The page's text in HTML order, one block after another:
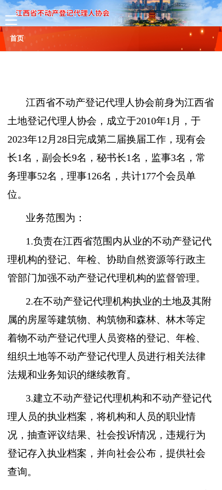
首页
通知公告
行业动态
会员服务
表格下载 培训课件 相关服务
行业党建
江西省不动产登记代理人协会前身为江西省
土地登记代理人协会，成立于2010年1月，于
2023年12月28日完成第二届换届工作，现有会
长1名，副会长9名，秘书长1名，监事3名，常
务理事52名，理事126名，共计177个会员单
位。
业务范围为：
1.负责在江西省范围内从业的不动产登记代
理机构的登记、年检、协助自然资源等行政主
管部门加强不动产登记代理机构的监督管理。
2.在不动产登记代理机构执业的土地及其附
属的房屋等建筑物、构筑物和森林、林木等定
着物不动产登记代理人员资格的登记、年检、
组织土地等不动产登记代理人员进行相关法律
法规和业务知识的继续教育。
3.建立不动产登记代理机构和不动产登记代
理人员的执业档案，将机构和人员的职业情
况，抽查评议结果、社会投诉情况，违规行为
登记存入执业档案，并向社会公布，提供社会
查询。